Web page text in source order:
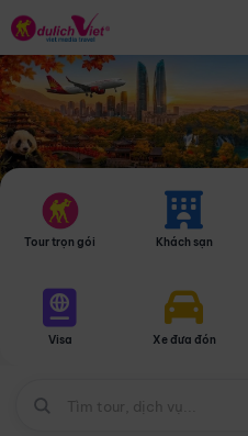
Tour trọn gói Khách sạn
Visa Xe đưa đón